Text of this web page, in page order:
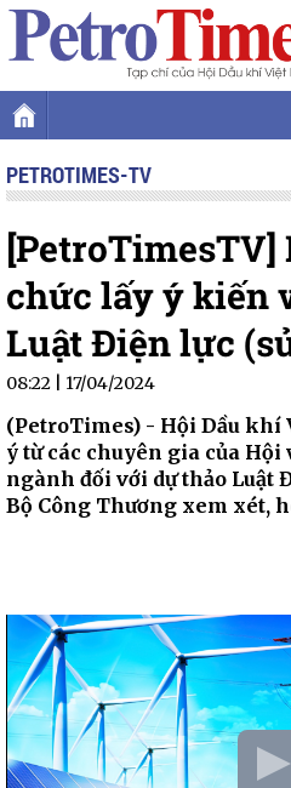
PETROTIMES-TV
[PetroTimesTV]
chức lấy ý kiến
Luật Điện lực
08:22 | 17/04/2024
(PetroTimes) - Hội Dầu khí
ý từ các chuyên gia của
ngành đối với dự thảo Luật
Bộ Công Thương xem xét,